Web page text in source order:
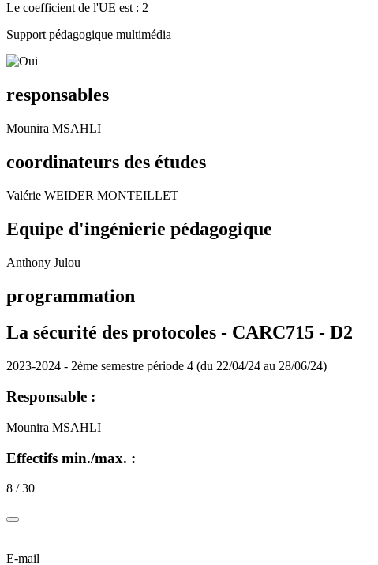
Le coefficient de l'UE est : 2
Support pédagogique multimédia
responsables
Mounira MSAHLI
coordinateurs des études
Valérie WEIDER MONTEILLET
Equipe d'ingénierie pédagogique
Anthony Julou
programmation
La sécurité des protocoles - CARC715 - D2
2023-2024 - 2ème semestre période 4 (du 22/04/24 au 28/06/24)
Responsable :
Mounira MSAHLI
Effectifs min./max. :
8 / 30
E-mail